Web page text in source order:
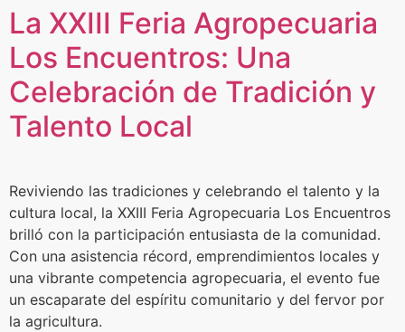
La XXIII Feria Agropecuaria
Los Encuentros: Una
Celebración de Tradición y
Talento Local
Reviviendo las tradiciones y celebrando el talento y la
cultura local, la XXIII Feria Agropecuaria Los Encuentros
brilló con la participación entusiasta de la comunidad.
Con una asistencia récord, emprendimientos locales y
una vibrante competencia agropecuaria, el evento fue
un escaparate del espíritu comunitario y del fervor por
la agricultura.